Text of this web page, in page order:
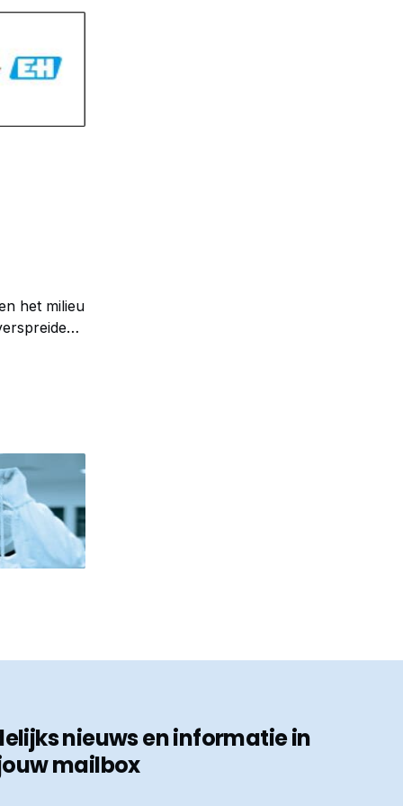
het milieu
in
nieuws en informatie in
mailbox